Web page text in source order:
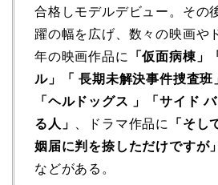
合格しモデルデビュー。その
躍の幅を広げ、数々の映画や
年の映画作品に
「仮面病棟」
ル」「 長期未解決事件捜査班
「ヘルドッグス 」「サイド
る人」
、ドラマ作品に
「そし
姻届に判を捺しただけですが
などがある。